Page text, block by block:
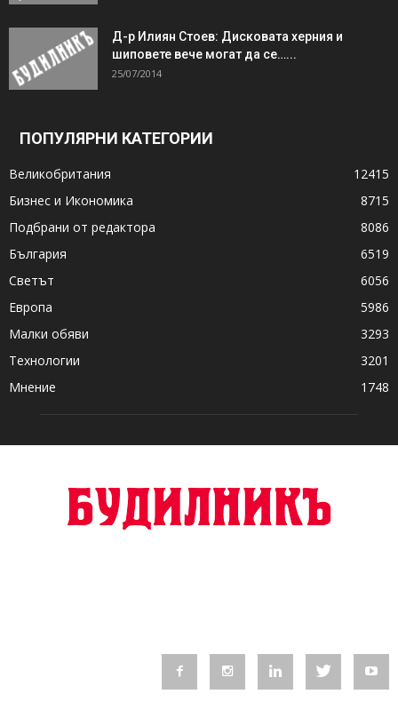
Д-р Илиян Стоев: Дисковата херния и
шиповете вече могат да се…...
25/07/2014
ПОПУЛЯРНИ КАТЕГОРИИ
Великобритания
12415
Бизнес и Икономика
8715
Подбрани от редактора
8086
България
6519
Светът
6056
Европа
5986
Малки обяви
3293
Технологии
3201
Мнение
1748